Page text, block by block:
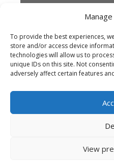
To provide the best experiences,
store and/or access device
technologies will allow us to
unique IDs on this site. Not
adversely affect certain features
View